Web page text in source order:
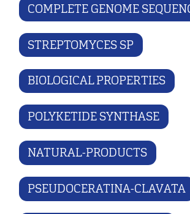
COMPLETE GENOME
STREPTOMYCES SP
BIOLOGICAL PROPERTIES
POLYKETIDE SYNTHASE
NATURAL-PRODUCTS
PSEUDOCERATINA-CLAVATA